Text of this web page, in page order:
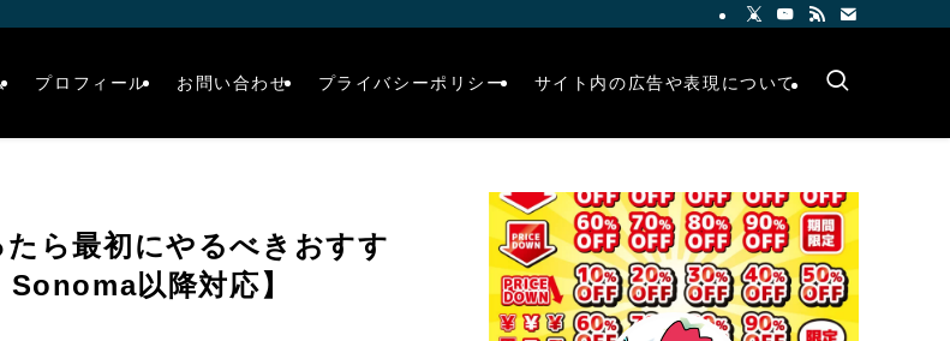
プロフィール お問い合わせ プライバシーポリシー サイト内の広告や表現について
ら最初にやるべきおすす
以降対応】